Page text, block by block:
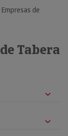
Empresas de
Tabera